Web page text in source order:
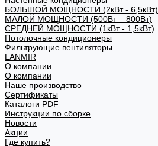
БОЛЬШОЙ МОЩНОСТИ (2кВт - 6,5кВт)
МАЛОЙ МОЩНОСТИ (500Вт – 800Вт)
СРЕДНЕЙ МОЩНОСТИ (1кВт - 1,5кВт)
Потолочные кондиционеры
Фильтрующие вентиляторы
LANMIR
О компании
О компании
Наше производство
Сертификаты
Каталоги PDF
Инструкции по сборке
Новости
Акции
Где купить?